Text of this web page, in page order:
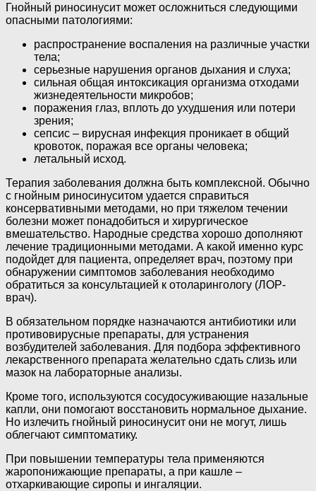
Гнойный риносинусит может осложниться следующими
опасными патологиями:
распространение воспаления на различные участки
тела;
серьезные нарушения органов дыхания и слуха;
сильная общая интоксикация организма отходами
жизнедеятельности микробов;
поражения глаз, вплоть до ухудшения или потери
зрения;
сепсис – вирусная инфекция проникает в общий
кровоток, поражая все органы человека;
летальный исход.
Терапия заболевания должна быть комплексной. Обычно
с гнойным риносинуситом удается справиться
консервативными методами, но при тяжелом течении
болезни может понадобиться и хирургическое
вмешательство. Народные средства хорошо дополняют
лечение традиционными методами. А какой именно курс
подойдет для пациента, определяет врач, поэтому при
обнаружении симптомов заболевания необходимо
обратиться за консультацией к отоларингологу (ЛОР-
врач).
В обязательном порядке назначаются антибиотики или
противовирусные препараты, для устранения
возбудителей заболевания. Для подбора эффективного
лекарственного препарата желательно сдать слизь или
мазок на лабораторные анализы.
Кроме того, используются сосудосуживающие назальные
капли, они помогают восстановить нормальное дыхание.
Но излечить гнойный риносинусит они не могут, лишь
облегчают симптоматику.
При повышении температуры тела применяются
жаропонижающие препараты, а при кашле –
отхаркивающие сиропы и ингаляции.